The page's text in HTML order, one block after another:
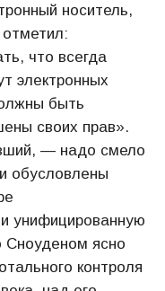
носитель,
что всегда
электронных
быть
своих прав».
— надо смело
обусловлены
унифицированную
Сноуденом ясно
контроля